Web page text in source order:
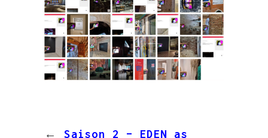
← Saison 2 – EDEN as